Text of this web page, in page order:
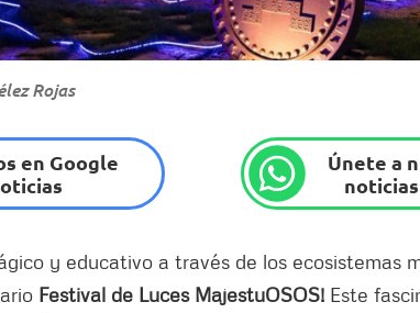
Rojas
en Google
Únete a
y educativo a través de los ecosistemas
Festival de Luces MajestuOSOS! Este